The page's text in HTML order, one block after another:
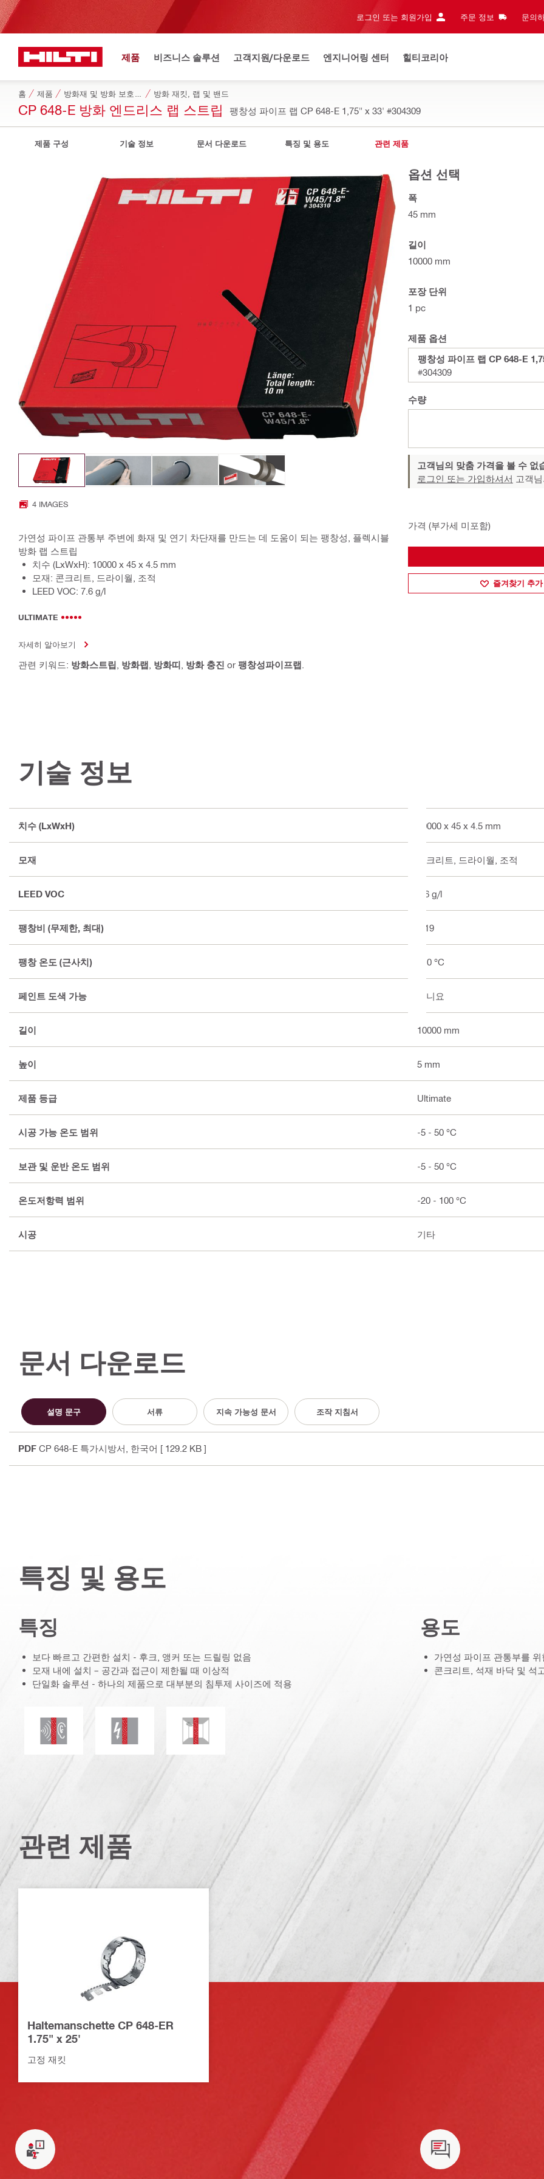
로그인 또는 회원가입 주문 정보 문의
제품 비즈니스 솔루션 고객지원/다운로드 엔지니어링 센터 힐티코리아
홈 제품 방화 재킷, 랩 및 밴드
CP 648-E 방화 엔드리스 랩 스트립 팽창성 파이프 랩 CP 648-E 1,75" x 33' #304309
제품 구성 기술 정보 문서 다운로드 특징 및 용도 관련 제품
4 IMAGES
가연성 파이프 관통부 주변에 화재 및 연기 차단재를 만드는 데 도움이 되는 팽창성, 플렉시블
방화 랩 스트립
치수 (LxWxH): 10000 x 45 x 4.5 mm
모재: 콘크리트, 드라이월, 조적
LEED VOC: 7.6 g/l
ULTIMATE
자세히 알아보기
관련 키워드: 방화스트립 방화랩 방화띠 방화 충진 or 팽창성파이프랩
옵션 선택
폭
45 mm
길이
10000 mm
포장 단위
1 pc
제품 옵션
팽창성 파이프 랩 CP 648-E
#304309
수량
고객님의 맞춤 가격을 볼 수 없
로그인 또는 가입하셔서 고객
가격 (부가세 미포함)
즐겨찾기 추가
기술 정보
치수 (LxWxH) 10000 x 45 x 4.5 mm
모재 콘크리트, 드라이월, 조적
LEED VOC 7.6 g/l
팽창비 (무제한, 최대) 1:19
팽창 온도 (근사치) 210 °C
페인트 도색 가능 아니요
길이 10000 mm
높이 5 mm
제품 등급 Ultimate
시공 가능 온도 범위 -5 - 50 °C
보관 및 운반 온도 범위 -5 - 50 °C
온도저항력 범위 -20 - 100 °C
시공 기타
문서 다운로드
설명 문구 서류 지속 가능성 문서 조작 지침서
PDF CP 648-E 특가시방서 , 한국어 [ 129.2 KB ]
특징 및 용도
특징
보다 빠르고 간편한 설치 - 후크, 앵커 또는 드릴링 없음
모재 내에 설치 – 공간과 접근이 제한될 때 이상적
단일화 솔루션 - 하나의 제품으로 대부분의 침투제 사이즈에 적용
방음 전기 저항 곰팡이 및 흰곰팡이 저항성
용도
가연성 파이프 관통부를
콘크리트, 석재 바닥 및 석
관련 제품
Haltemanschette CP 648-ER
1.75" x 25'
고정 재킷